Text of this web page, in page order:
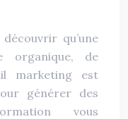
qu’une
organique, de
marketing est
générer des
vous